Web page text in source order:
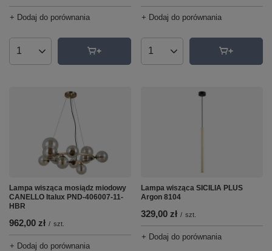
+ Dodaj do porównania
Ilość produktów
+ Dodaj do porównania
Ilość produktów
Lampa wisząca mosiądz miodowy
CANELLO Italux PND-406007-11-
HBR
962,00 zł / szt.
+ Dodaj do porównania
Lampa wisząca SICILIA PLUS
Argon 8104
329,00 zł / szt.
+ Dodaj do porównania